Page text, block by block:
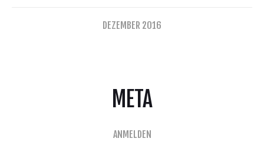
DEZEMBER 2016
META
ANMELDEN